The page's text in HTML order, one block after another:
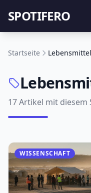
SPOTIFERO
Startseite
17 Artikel mit diesem
WISSENSCHAFT